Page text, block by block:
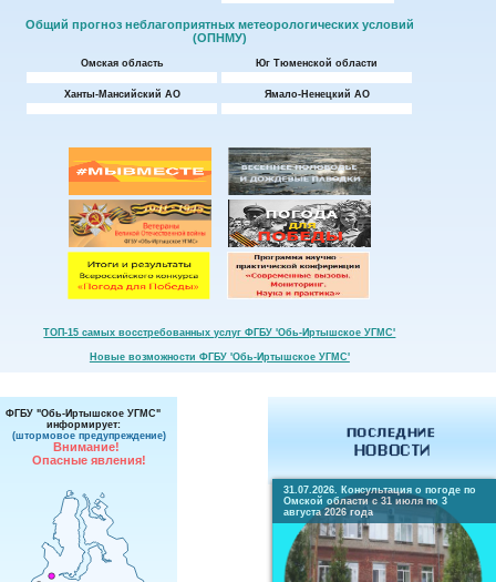
Общий прогноз неблагоприятных метеорологических условий
(ОПНМУ)
Омская область Юг Тюменской области
Ханты-Мансийский АО Ямало-Ненецкий АО
ТОП-15 самых восстребованных услуг ФГБУ 'Обь-Иртышское УГМС'
Новые возможности ФГБУ 'Обь-Иртышское УГМС'
31.07.2026. Консультация о погоде по
Омской области с 31 июля по 3
августа 2026 года
ФГБУ "Обь-Иртышское УГМС"
информирует:
(штормовое предупреждение)
Внимание!
Опасные явления!